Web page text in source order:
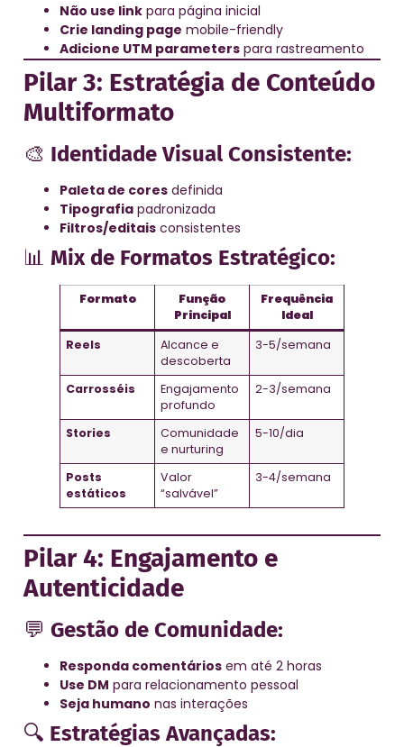
Não use link para página inicial
Crie landing page mobile-friendly
Adicione UTM parameters para rastreamento
Pilar 3: Estratégia de Conteúdo
Multiformato
🎨 Identidade Visual Consistente:
Paleta de cores definida
Tipografia padronizada
Filtros/editais consistentes
📊 Mix de Formatos Estratégico:
Formato
Função
Principal
Frequência
Ideal
Reels
Alcance e
descoberta
3-5/semana
Carrosséis
Engajamento
profundo
2-3/semana
Stories
Comunidade
e nurturing
5-10/dia
Posts
estáticos
Valor
“salvável”
3-4/semana
Pilar 4: Engajamento e
Autenticidade
💬 Gestão de Comunidade:
Responda comentários em até 2 horas
Use DM para relacionamento pessoal
Seja humano nas interações
🔍 Estratégias Avançadas: